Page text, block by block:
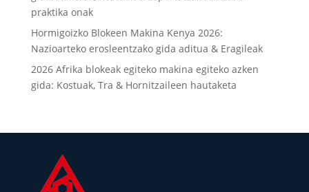
praktika onak
Hormigoizko Blokeen Makina Kenya 2026:
Nazioarteko erosleentzako gida aditua & Eragileak
2026 Afrika blokeak egiteko makina egiteko azken
gida: Kostuak, Tra & Hornitzaileen hautaketa